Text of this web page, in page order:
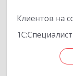
Клиентов на
1С:Специалист